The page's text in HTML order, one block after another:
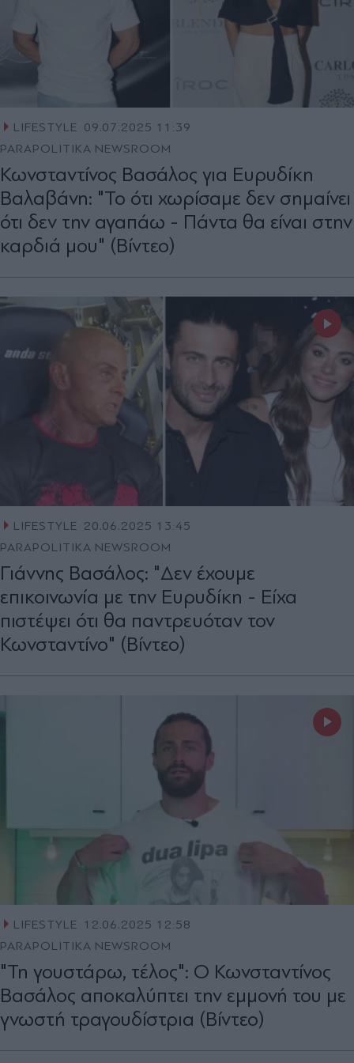
LIFESTYLE 09.07.2025 11:39
PARAPOLITIKA NEWSROOM
Κωνσταντίνος Βασάλος για Ευρυδίκη
Βαλαβάνη: "Το ότι χωρίσαμε δεν σημαίνει
ότι δεν την αγαπάω - Πάντα θα είναι στην
καρδιά μου" (Βίντεο)
LIFESTYLE 20.06.2025 13:45
PARAPOLITIKA NEWSROOM
Γιάννης Βασάλος: "Δεν έχουμε
επικοινωνία με την Ευρυδίκη - Είχα
πιστέψει ότι θα παντρευόταν τον
Κωνσταντίνο" (Βίντεο)
LIFESTYLE 12.06.2025 12:58
PARAPOLITIKA NEWSROOM
"Τη γουστάρω, τέλος": Ο Κωνσταντίνος
Βασάλος αποκαλύπτει την εμμονή του με
γνωστή τραγουδίστρια (Βίντεο)